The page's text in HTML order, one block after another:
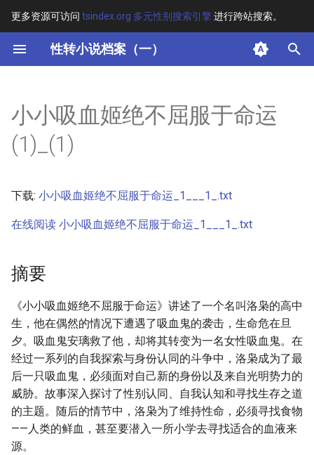
更多资源可访问 tsindex.org 多元性别搜索引擎进行跨站搜索。
性转小说档案（一）
键
开
始
索
其他信息 [Processed Page
Metadata]
小小吸血姬绝不屈服于命运
(1)_(1)
下载: 小小吸血姬绝不屈服于命运_1___1_.txt
在线阅读 小小吸血姬绝不屈服于命运_1___1_.txt
摘要
《小小吸血姬绝不屈服于命运》讲述了一个名叫洛枭的高中
生，他在偶然的情况下遭遇了吸血鬼的袭击，生命危在旦
夕。吸血鬼安璃救了他，却将其转变为一名女性吸血鬼。在
经过一系列的自我探索与身份认同的斗争中，洛枭成为了最
后一只吸血鬼，必须面对自己新的身份以及来自光明势力的
威胁。故事深入探讨了性别认同、自我认知和寻找生存之道
的主题。随后的情节中，洛枭为了维持性命，必须寻找食物
——人类的鲜血，甚至要潜入一所小学去寻找适合的血液来
源。